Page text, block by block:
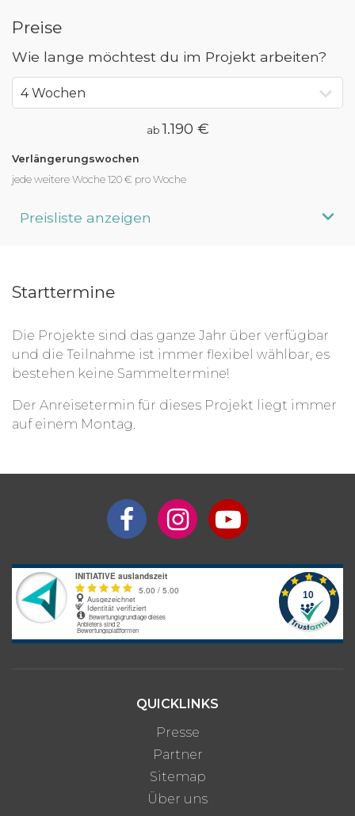
Preise
Wie lange möchtest du im Projekt arbeiten?
ab1.190 €
Verlängerungswochen
jede weitere Woche 120 € pro Woche
Preisliste anzeigen
4 Wochen
6 Wochen
ab 1.470 €
7 Wochen
8 Wochen
ab 1.750 €
3 Monate
5 Monate
ab 3.430 €
ab 3.990 €
Interesse an längerem
Preis auf
Bitte beachte: Alle Angaben zu Preisen sind ohne Gewähr. Bei den
Programmpreisen handelt es sich um Circa-Angaben des
Anbieters, die je nach gewünschter Unterkunftsart und optionalen
Zusatzleistungen variieren können.
Starttermine
Die Projekte sind das ganze Jahr über verfügbar
und die Teilnahme ist immer flexibel wählbar, es
bestehen keine Sammeltermine!
Der Anreisetermin für dieses Projekt liegt immer
auf einem Montag.
QUICKLINKS
Presse
Partner
Sitemap
Über uns